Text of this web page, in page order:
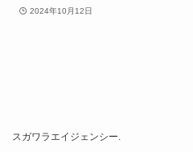
2024年10月12日
スガワラエイジェンシー.